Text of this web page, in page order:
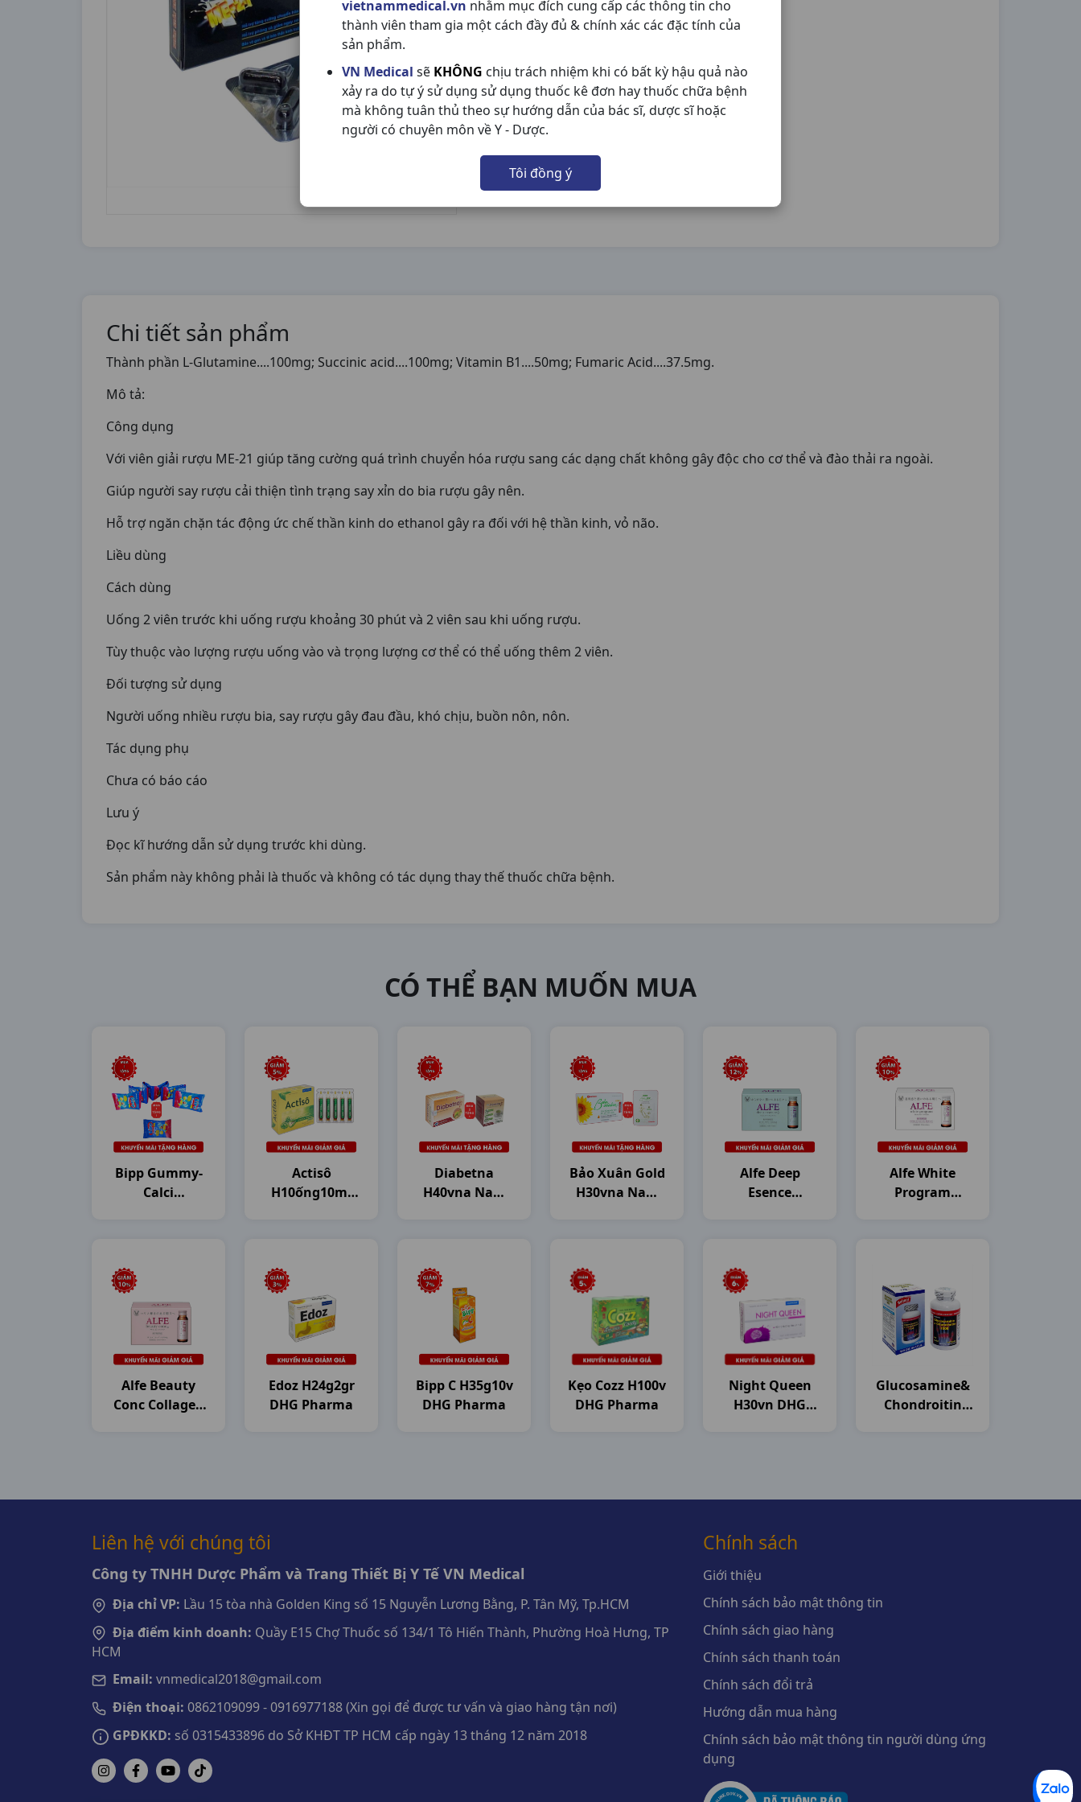
vietnammedical.vn nhằm mục đích cung cấp các thông tin cho
thành viên tham gia một cách đầy đủ & chính xác các đặc tính của
sản phẩm.
VN Medical sẽ KHÔNG chịu trách nhiệm khi có bất kỳ hậu quả nào
xảy ra do tự ý sử dụng sử dụng thuốc kê đơn hay thuốc chữa bệnh
mà không tuân thủ theo sự hướng dẫn của bác sĩ, dược sĩ hoặc
người có chuyên môn về Y - Dược.
Tôi đồng ý
Chi tiết sản phẩm
Thành phần L-Glutamine....100mg; Succinic acid....100mg; Vitamin B1....50mg; Fumaric Acid....37.5mg.
Mô tả:
Công dụng
Với viên giải rượu ME-21 giúp tăng cường quá trình chuyển hóa rượu sang các dạng chất không gây độc cho cơ thể và đào thải ra ngoài.
Giúp người say rượu cải thiện tình trạng say xỉn do bia rượu gây nên.
Hỗ trợ ngăn chặn tác động ức chế thần kinh do ethanol gây ra đối với hệ thần kinh, vỏ não.
Liều dùng
Cách dùng
Uống 2 viên trước khi uống rượu khoảng 30 phút và 2 viên sau khi uống rượu.
Tùy thuộc vào lượng rượu uống vào và trọng lượng cơ thể có thể uống thêm 2 viên.
Đối tượng sử dụng
Người uống nhiều rượu bia, say rượu gây đau đầu, khó chịu, buồn nôn, nôn.
Tác dụng phụ
Chưa có báo cáo
Lưu ý
Đọc kĩ hướng dẫn sử dụng trước khi dùng.
Sản phẩm này không phải là thuốc và không có tác dụng thay thế thuốc chữa bệnh.
CÓ THỂ BẠN MUỐN MUA
Bipp Gummy-
Calci
Actisô
H10ống10ml
Diabetna
H40vna Nam
Bảo Xuân Gold
H30vna Nam
Alfe Deep
Esence
Alfe White
Program
Alfe Beauty
Conc Collagen
Edoz H24g2gr
DHG Pharma
Bipp C H35g10v
DHG Pharma
Kẹo Cozz H100v
DHG Pharma
Night Queen
H30vn DHG
Glucosamine&
Chondroitin
Liên hệ với chúng tôi
Công ty TNHH Dược Phẩm và Trang Thiết Bị Y Tế VN Medical
Địa chỉ VP: Lầu 15 tòa nhà Golden King số 15 Nguyễn Lương Bằng, P. Tân Mỹ, Tp.HCM
Địa điểm kinh doanh: Quầy E15 Chợ Thuốc số 134/1 Tô Hiến Thành, Phường Hoà Hưng, TP
HCM
Email: vnmedical2018@gmail.com
Điện thoại: 0862109099 - 0916977188 (Xin gọi để được tư vấn và giao hàng tận nơi)
GPĐKKD: số 0315433896 do Sở KHĐT TP HCM cấp ngày 13 tháng 12 năm 2018
Chính sách
Giới thiệu
Chính sách bảo mật thông tin
Chính sách giao hàng
Chính sách thanh toán
Chính sách đổi trả
Hướng dẫn mua hàng
Chính sách bảo mật thông tin người dùng ứng
dụng